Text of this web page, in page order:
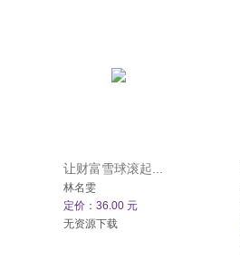
让财富雪球滚起...
林名雯
定价：36.00 元
无资源下载